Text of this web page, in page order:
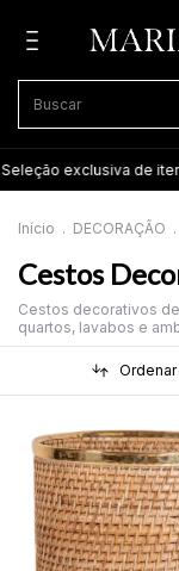
exclusiva de itens até
Início . DECORAÇÃO .
Cestos
Cestos decorativos
quartos, lavabos e
Ordenar